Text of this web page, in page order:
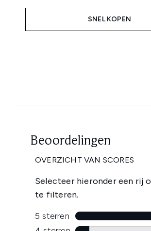
SNEL KOPEN